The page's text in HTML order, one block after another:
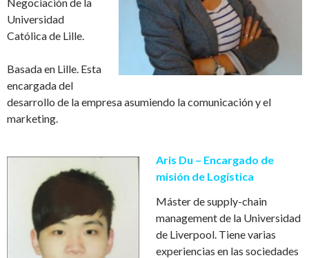
Universidad
Católica de Lille.
Basada en Lille. Esta
encargada del
desarrollo de la empresa asumiendo la comunicación y el
marketing.
Aris Du – Encargado de
misión de Logística
Máster de supply-chain
management de la Universidad
de Liverpool. Tiene varias
experiencias en las sociedades